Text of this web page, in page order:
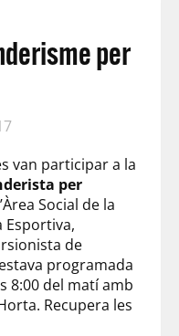
per
van participar a la
per
Social de la
Esportiva,
de
programada
8:00 del matí amb
Recupera les